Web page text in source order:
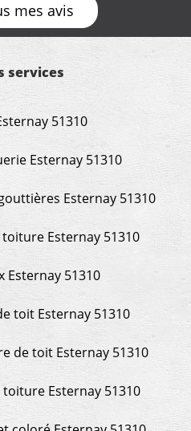
mes avis
services
51310
Esternay 51310
Esternay 51310
Esternay 51310
Esternay 51310
toit Esternay 51310
de toit Esternay 51310
Esternay 51310